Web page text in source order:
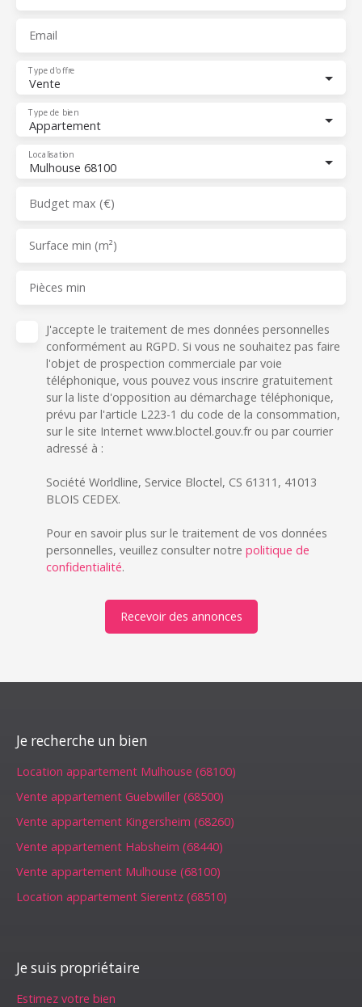
Email
Vente
Type d'offre
Appartement
Type de bien
Mulhouse 68100
Localisation
Budget max (€)
Surface min (m²)
Pièces min
J'accepte le traitement de mes données personnelles
conformément au RGPD. Si vous ne souhaitez pas faire
l'objet de prospection commerciale par voie
téléphonique, vous pouvez vous inscrire gratuitement
sur la liste d'opposition au démarchage téléphonique,
prévu par l'article L223-1 du code de la consommation,
sur le site Internet www.bloctel.gouv.fr ou par courrier
adressé à :
Société Worldline, Service Bloctel, CS 61311, 41013
BLOIS CEDEX.
Pour en savoir plus sur le traitement de vos données
personnelles, veuillez consulter notre politique de
confidentialité.
Recevoir des annonces
Je recherche un bien
Location appartement Mulhouse (68100)
Vente appartement Guebwiller (68500)
Vente appartement Kingersheim (68260)
Vente appartement Habsheim (68440)
Vente appartement Mulhouse (68100)
Location appartement Sierentz (68510)
Je suis propriétaire
Estimez votre bien